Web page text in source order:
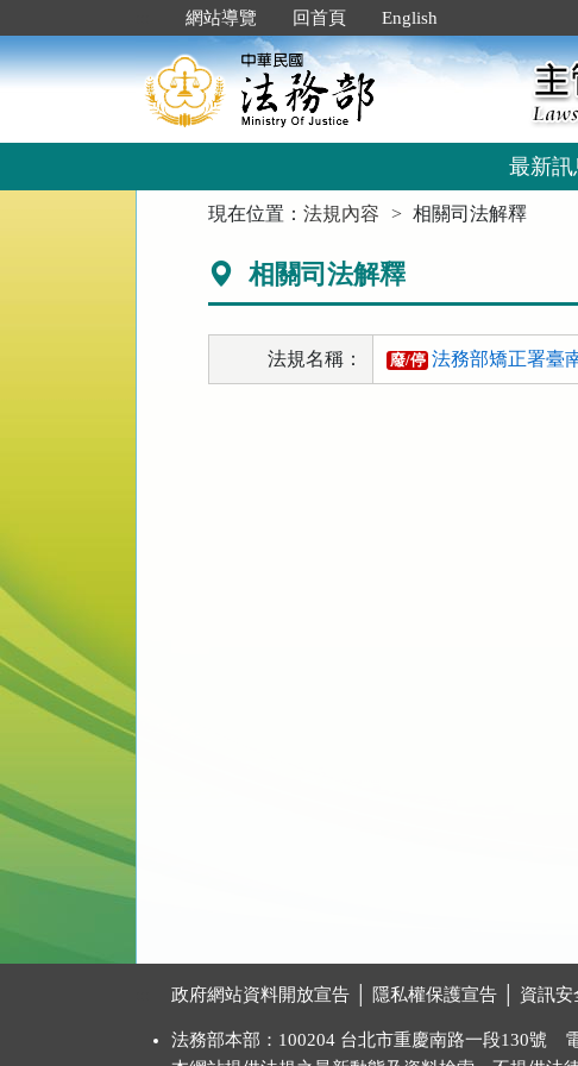
到
主
要
網站導覽 回首頁 English
最新訊
現在位置：法規內容 相關司法解釋
相關司法解釋
法規名稱： 廢/停 法務部矯正署臺
政府網站資料開放宣告 隱私權保護宣告 資訊安
法務部本部：100204 台北市重慶南路一段130號